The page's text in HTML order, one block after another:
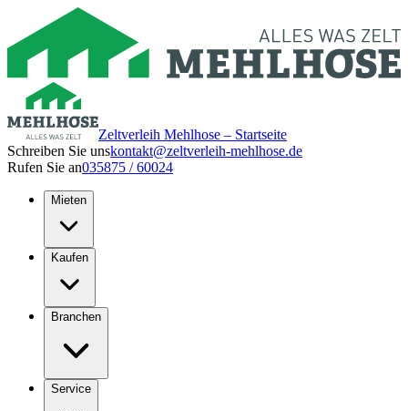
Zeltverleih Mehlhose – Startseite
Schreiben Sie unskontakt@zeltverleih-mehlhose.de
Rufen Sie an035875 / 60024
Mieten
Kaufen
Branchen
Service